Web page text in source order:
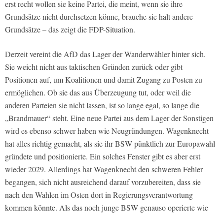
erst recht wollen sie keine Partei, die meint, wenn sie ihre
Grundsätze nicht durchsetzen könne, brauche sie halt andere
Grundsätze – das zeigt die FDP-Situation.
Derzeit vereint die AfD das Lager der Wanderwähler hinter sich.
Sie weicht nicht aus taktischen Gründen zurück oder gibt
Positionen auf, um Koalitionen und damit Zugang zu Posten zu
ermöglichen. Ob sie das aus Überzeugung tut, oder weil die
anderen Parteien sie nicht lassen, ist so lange egal, so lange die
„Brandmauer“ steht. Eine neue Partei aus dem Lager der Sonstigen
wird es ebenso schwer haben wie Neugründungen. Wagenknecht
hat alles richtig gemacht, als sie ihr BSW pünktlich zur Europawahl
gründete und positionierte. Ein solches Fenster gibt es aber erst
wieder 2029. Allerdings hat Wagenknecht den schweren Fehler
begangen, sich nicht ausreichend darauf vorzubereiten, dass sie
nach den Wahlen im Osten dort in Regierungsverantwortung
kommen könnte. Als das noch junge BSW genauso operierte wie